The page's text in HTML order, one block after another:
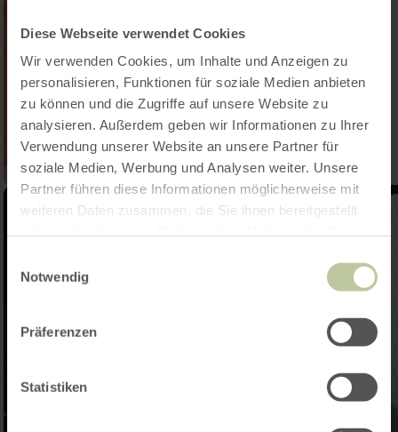
Diese Webseite verwendet Cookies
Wir verwenden Cookies, um Inhalte und Anzeigen zu
personalisieren, Funktionen für soziale Medien anbieten
zu können und die Zugriffe auf unsere Website zu
analysieren. Außerdem geben wir Informationen zu Ihrer
Verwendung unserer Website an unsere Partner für
soziale Medien, Werbung und Analysen weiter. Unsere
Partner führen diese Informationen möglicherweise mit
weiteren Daten zusammen, die Sie ihnen bereitgestellt
Notwendig
Präferenzen
Statistiken